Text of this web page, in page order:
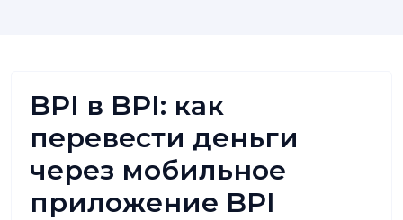
BPI в BPI: как
перевести деньги
через мобильное
приложение BPI